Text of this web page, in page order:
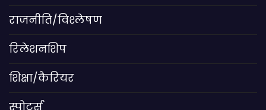
राजनीति/विश्लेषण
रिलेशनशिप
शिक्षा/कैरियर
स्पोर्ट्स